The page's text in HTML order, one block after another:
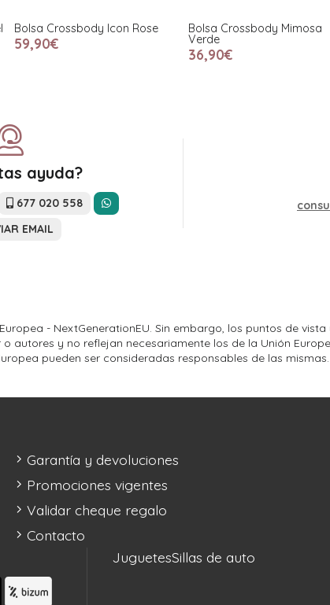
Bolsa Crossbody Icon Rose
59,90€
Bolsa Crossbody Mimosa
Verde
36,90€
ayuda?
677 020 558
EMAIL
- NextGenerationEU. Sin embargo, los puntos de
autores y no reflejan necesariamente los de la Unión
pueden ser consideradas responsables de las mismas.
Garantía y devoluciones
Promociones vigentes
Validar cheque regalo
Contacto
JuguetesSillas de auto